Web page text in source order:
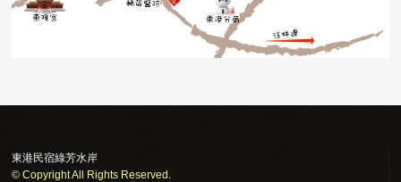
東港民宿綠芳水岸
© Copyright All Rights Reserved.